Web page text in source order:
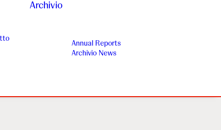
Archivio
Annual Reports
Archivio News